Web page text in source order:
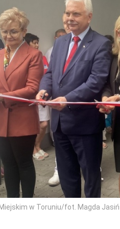
w Toruniu/fot. Magda